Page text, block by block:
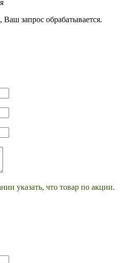
запрос обрабатывается.
указать, что товар по акции.